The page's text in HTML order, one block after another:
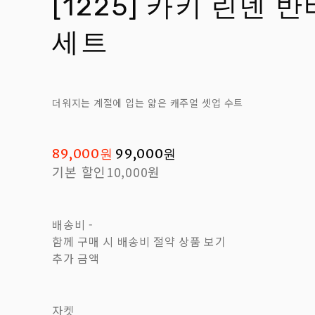
[1225] 카키 린넨 반
세트
더워지는 계절에 입는 얇은 캐주얼 셋업 수트
89,000원 99,000원
기본 할인 10,000원
배송비 -
함께 구매 시 배송비 절약 상품 보기
추가 금액
자켓